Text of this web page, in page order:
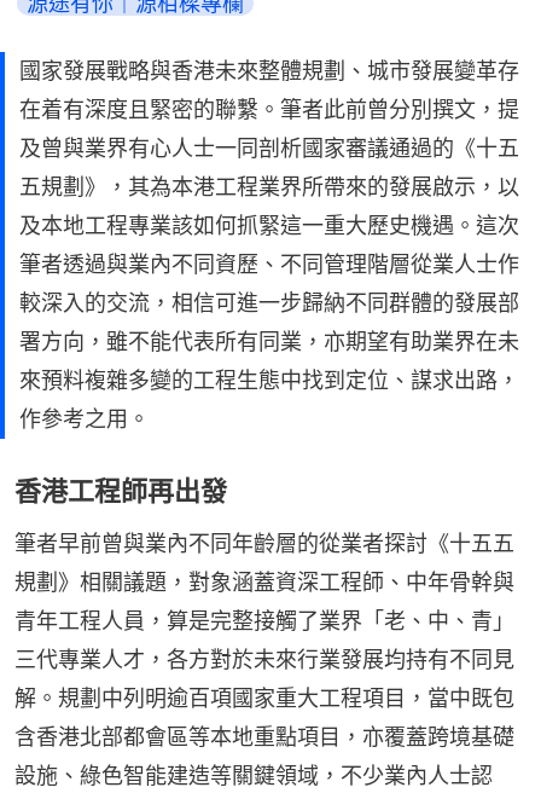
國家發展戰略與香港未來整體規劃、城市發展變革存
在着有深度且緊密的聯繫。筆者此前曾分別撰文，提
及曾與業界有心人士一同剖析國家審議通過的《十五
五規劃》，其為本港工程業界所帶來的發展啟示，以
及本地工程專業該如何抓緊這一重大歷史機遇。這次
筆者透過與業內不同資歷、不同管理階層從業人士作
較深入的交流，相信可進一步歸納不同群體的發展部
署方向，雖不能代表所有同業，亦期望有助業界在未
來預料複雜多變的工程生態中找到定位、謀求出路，
作參考之用。
香港工程師再出發
筆者早前曾與業內不同年齡層的從業者探討《十五五
規劃》相關議題，對象涵蓋資深工程師、中年骨幹與
青年工程人員，算是完整接觸了業界「老、中、青」
三代專業人才，各方對於未來行業發展均持有不同見
解。規劃中列明逾百項國家重大工程項目，當中既包
含香港北部都會區等本地重點項目，亦覆蓋跨境基礎
設施、綠色智能建造等關鍵領域，不少業內人士認